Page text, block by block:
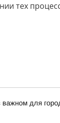
тех
для